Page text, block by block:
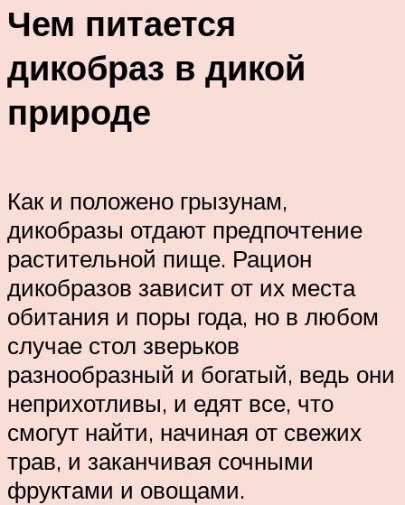
Чем питается
дикобраз в дикой
природе
Как и положено грызунам,
дикобразы отдают предпочтение
растительной пище. Рацион
дикобразов зависит от их места
обитания и поры года, но в любом
случае стол зверьков
разнообразный и богатый, ведь они
неприхотливы, и едят все, что
смогут найти, начиная от свежих
трав, и заканчивая сочными
фруктами и овощами.